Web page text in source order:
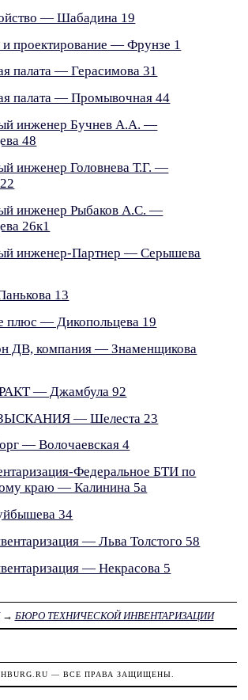
— Шабадина 19
проектирование — Фрунзе 1
палата — Герасимова 31
палата — Промывочная 44
инженер Бучнев А.А. —
48
инженер Головнева Т.Г. —
инженер Рыбаков А.С. —
26к1
инженер-Партнер — Серышева
13
плюс — Дикопольцева 19
ДВ, компания — Знаменщикова
— Джамбула 92
— Шелеста 23
— Волочаевская 4
Федеральное БТИ по
краю — Калинина 5а
34
— Льва Толстого 58
— Некрасова 5
→ БЮРО ТЕХНИЧЕСКОЙ ИНВЕНТАРИЗАЦИИ
HBURG.RU — ВСЕ ПРАВА ЗАЩИЩЕНЫ.